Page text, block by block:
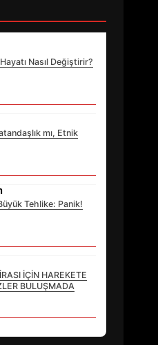
Nasıl Değiştirir?
mı, Etnik
Tehlike: Panik!
İÇİN HAREKETE
BULUŞMADA
ATAMA:
NE
GURURU TÜRKİYE